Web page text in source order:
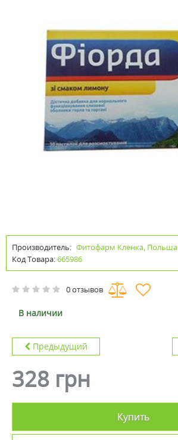
Производитель: Фитофарм Кленка, Польша
Код Товара:665986
0 отзывов
В наличии
Предыдущий
328 грн
Купить